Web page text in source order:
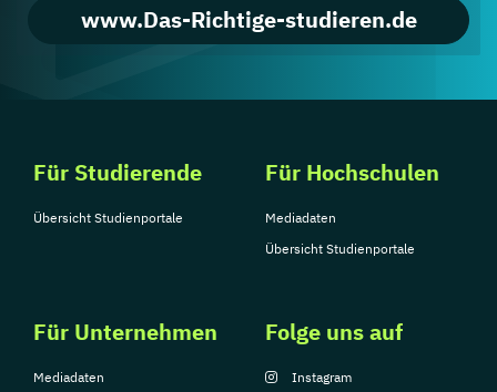
www.Das-Richtige-studieren.de
Für Studierende
Übersicht Studienportale
Für Hochschulen
Mediadaten
Übersicht Studienportale
Für Unternehmen
Mediadaten
Folge uns auf
Instagram